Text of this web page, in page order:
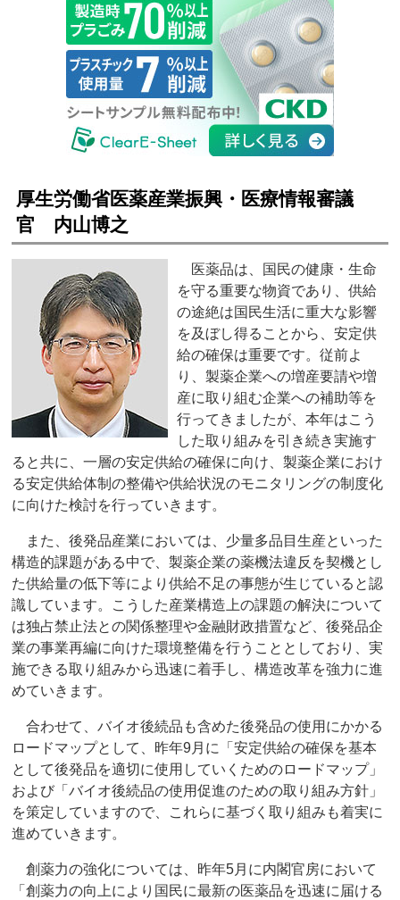
厚生労働省医薬産業振興・医療情報審議
官 内山博之
医薬品は、国民の健康・生命
を守る重要な物資であり、供給
の途絶は国民生活に重大な影響
を及ぼし得ることから、安定供
給の確保は重要です。従前よ
り、製薬企業への増産要請や増
産に取り組む企業への補助等を
行ってきましたが、本年はこう
した取り組みを引き続き実施す
ると共に、一層の安定供給の確保に向け、製薬企業におけ
る安定供給体制の整備や供給状況のモニタリングの制度化
に向けた検討を行っていきます。
また、後発品産業においては、少量多品目生産といった
構造的課題がある中で、製薬企業の薬機法違反を契機とし
た供給量の低下等により供給不足の事態が生じていると認
識しています。こうした産業構造上の課題の解決について
は独占禁止法との関係整理や金融財政措置など、後発品企
業の事業再編に向けた環境整備を行うこととしており、実
施できる取り組みから迅速に着手し、構造改革を強力に進
めていきます。
合わせて、バイオ後続品も含めた後発品の使用にかかる
ロードマップとして、昨年9月に「安定供給の確保を基本
として後発品を適切に使用していくためのロードマップ」
および「バイオ後続品の使用促進のための取り組み方針」
を策定していますので、これらに基づく取り組みも着実に
進めていきます。
創薬力の強化については、昨年5月に内閣官房において
「創薬力の向上により国民に最新の医薬品を迅速に届ける